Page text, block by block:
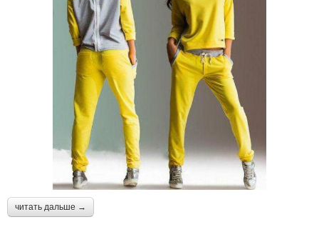
читать дальше →